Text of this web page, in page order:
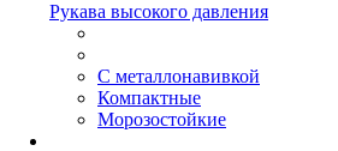
Рукава высокого давления
С металлонавивкой
Компактные
Морозостойкие